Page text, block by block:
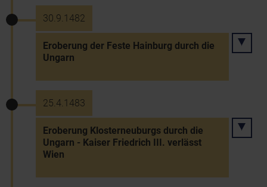
30.9.1482
Eroberung der Feste Hainburg durch die
Ungarn
25.4.1483
Eroberung Klosterneuburgs durch die
Ungarn - Kaiser Friedrich III. verlässt
Wien